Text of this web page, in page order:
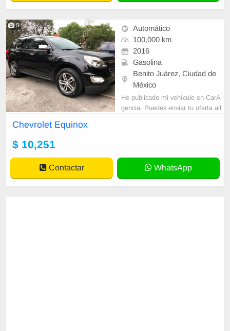
5
Automático
100,000 km
2016
Gasolina
Benito Juárez, Ciudad de
México
He publicado mi vehículo en CarA
gencia. Puedes enviar tu oferta all
Chevrolet Equinox
$ 10,251
Contactar WhatsApp